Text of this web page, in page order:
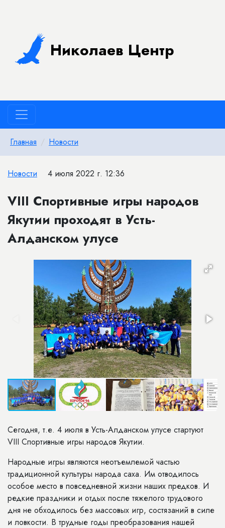
Николаев Центр
Главная Новости
Новости 4 июля 2022 г. 12:36
VIII Спортивные игры народов
Якутии проходят в Усть-
Алданском улусе
Сегодня, т.е. 4 июля в Усть-Алданском улусе стартуют
VIII Спортивные игры народов Якутии.
Народные игры являются неотъемлемой частью
традиционной культуры народа саха. Им отводилось
особое место в повседневной жизни наших предков. И
редкие праздники и отдых после тяжелого трудового
дня не обходилось без массовых игр, состязаний в силе
и ловкости. В трудные годы преобразования нашей